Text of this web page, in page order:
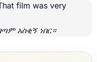
film was very
አስቂኝ ነበር።